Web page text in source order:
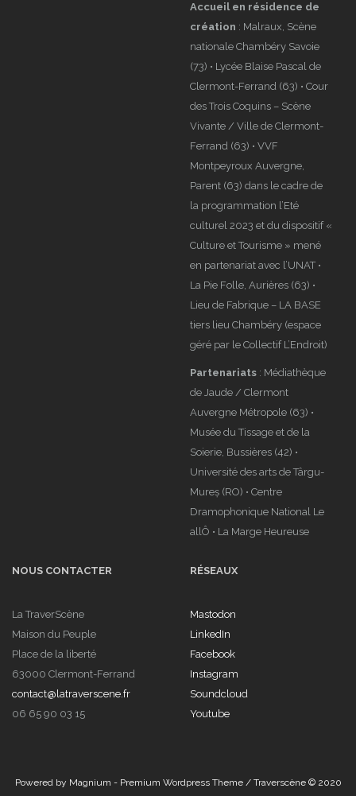
Accueil en résidence de
création : Malraux, Scène
nationale Chambéry Savoie
(73) • Lycée Blaise Pascal de
Clermont-Ferrand (63) • Cour
des Trois Coquins – Scène
Vivante / Ville de Clermont-
Ferrand (63) • VVF
Montpeyroux Auvergne,
Parent (63) dans le cadre de
la programmation l’Eté
culturel 2023 et du dispositif «
Culture et Tourisme » mené
en partenariat avec l’UNAT •
La Pie Folle, Aurières (63) •
Lieu de Fabrique – LA BASE
tiers lieu Chambéry (espace
géré par le Collectif L’Endroit)
Partenariats : Médiathèque
de Jaude / Clermont
Auvergne Métropole (63) •
Musée du Tissage et de la
Soierie, Bussières (42) •
Université des arts de Târgu-
Mureș (RO) • Centre
Dramophonique National Le
allÔ • La Marge Heureuse
NOUS CONTACTER
La TraverScène
Maison du Peuple
Place de la liberté
63000 Clermont-Ferrand
contact@latraverscene.fr
06 65 90 03 15
RÉSEAUX
Mastodon
LinkedIn
Facebook
Instagram
Soundcloud
Youtube
Powered by Magnium - Premium Wordpress Theme/ Traverscène © 2020